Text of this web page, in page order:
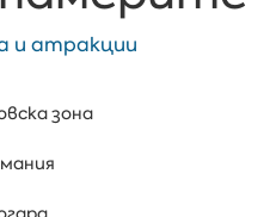
и атракции
зона